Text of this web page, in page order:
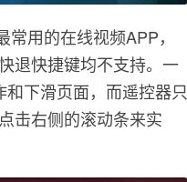
用的在线视频APP，
退快捷键均不支持。一
下滑页面，而遥控器只
击右侧的滚动条来实